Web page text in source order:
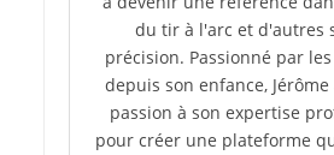
du tir à l'arc et d'autres
précision. Passionné par
depuis son enfance,
passion à son expertise
pour créer une plateforme